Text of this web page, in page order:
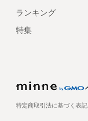
ランキング
特集
特定商取引法に基づく表記